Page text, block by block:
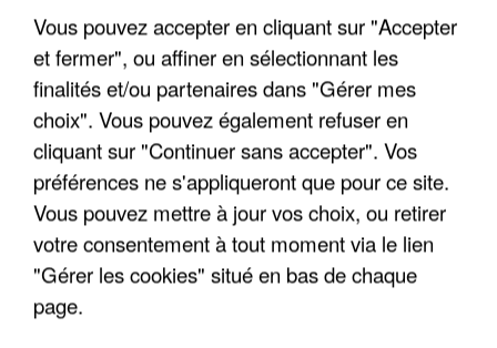
Vous pouvez accepter en cliquant sur "Accepter
et fermer", ou affiner en sélectionnant les
finalités et/ou partenaires dans "Gérer mes
choix". Vous pouvez également refuser en
cliquant sur "Continuer sans accepter". Vos
préférences ne s'appliqueront que pour ce site.
Vous pouvez mettre à jour vos choix, ou retirer
votre consentement à tout moment via le lien
"Gérer les cookies" situé en bas de chaque
page.